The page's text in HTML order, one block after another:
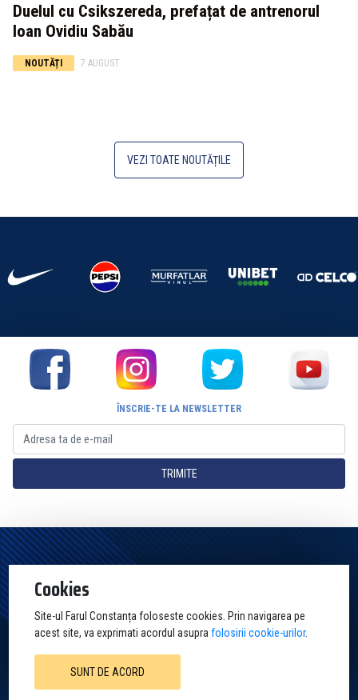
Duelul cu Csikszereda, prefațat de antrenorul
Ioan Ovidiu Sabău
NOUTĂȚI 7 AUGUST
VEZI TOATE NOUTĂȚILE
ÎNSCRIE-TE LA NEWSLETTER
TRIMITE
Cookies
Site-ul Farul Constanța foloseste cookies. Prin navigarea pe
acest site, va exprimati acordul asuprafolosirii cookie-urilor.
SUNT DE ACORD